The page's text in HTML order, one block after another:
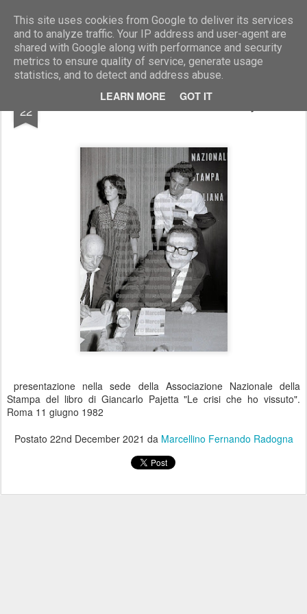
This site uses cookies from Google to deliver its services
and to analyze traffic. Your IP address and user-agent are
shared with Google along with performance and security
metrics to ensure quality of service, generate usage
statistics, and to detect and address abuse.
LEARN MORE GOT IT
Marcellino Radogna - Fotonotizie per la stampa
22 Giulio Andreotti e Giancarlo Pajetta
presentazione nella sede della Associazione Nazionale della
Stampa del libro di Giancarlo Pajetta "Le crisi che ho vissuto".
Roma 11 giugno 1982
Postato 22nd December 2021 da Marcellino Fernando Radogna